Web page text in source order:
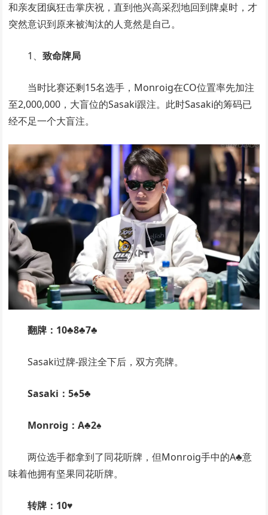
和亲友团疯狂击掌庆祝，直到他兴高采烈地回到牌桌时，才
突然意识到原来被淘汰的人竟然是自己。
1、致命牌局
当时比赛还剩15名选手，Monroig在CO位置率先加注
至2,000,000，大盲位的Sasaki跟注。此时Sasaki的筹码已
经不足一个大盲注。
翻牌：10♣8♣7♣
Sasaki过牌-跟注全下后，双方亮牌。
Sasaki：5♠5♣
Monroig：A♣2♠
两位选手都拿到了同花听牌，但Monroig手中的A♣意
味着他拥有坚果同花听牌。
转牌： 10♥